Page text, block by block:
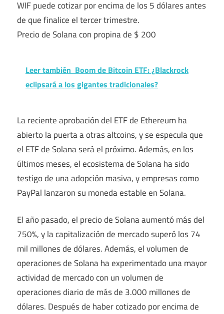
WIF puede cotizar por encima de los 5 dólares antes
de que finalice el tercer trimestre.
Precio de Solana con propina de $ 200
Leer también Boom de Bitcoin ETF: ¿Blackrock
eclipsará a los gigantes tradicionales?
La reciente aprobación del ETF de Ethereum ha
abierto la puerta a otras altcoins, y se especula que
el ETF de Solana será el próximo. Además, en los
últimos meses, el ecosistema de Solana ha sido
testigo de una adopción masiva, y empresas como
PayPal lanzaron su moneda estable en Solana.
El año pasado, el precio de Solana aumentó más del
750%, y la capitalización de mercado superó los 74
mil millones de dólares. Además, el volumen de
operaciones de Solana ha experimentado una mayor
actividad de mercado con un volumen de
operaciones diario de más de 3.000 millones de
dólares. Después de haber cotizado por encima de